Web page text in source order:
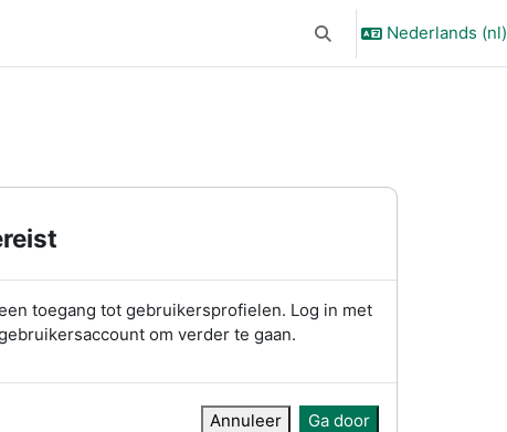
Schakel zoek invoer
Nederlands ‎(nl)‎
toegang tot gebruikersprofielen. Log in met
om verder te gaan.
Annuleer Ga door